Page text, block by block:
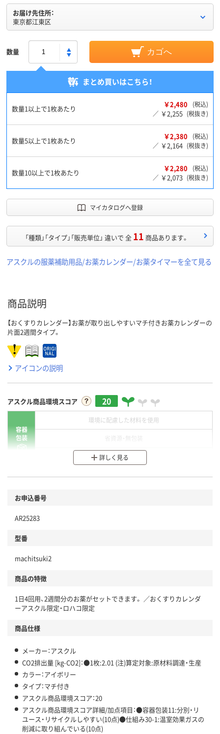
お届け先住所：
東京都江東区
数量 カゴへ
まとめ買いはこちら！
数量1以上で1枚あたり ￥2,480
(税込)
／ ￥2,255 (税抜き)
数量5以上で1枚あたり ￥2,380
(税込)
／ ￥2,164 (税抜き)
数量10以上で1枚あたり ￥2,280
(税込)
／ ￥2,073 (税抜き)
マイカタログへ登録
「種類」「タイプ」「販売単位」 違いで 全 11 商品あります。
アスクルの服薬補助用品/お薬カレンダー/お薬タイマーを全て見る
商品説明
【おくすりカレンダー】お薬が取り出しやすいマチ付きお薬カレンダーの
片面2週間タイプ。
アイコンの説明
アスクル商品環境スコア 20
容器
包装
環境に配慮した材料を使用
分別・リサイクルしやすい設計
本体
仕組
この商品の環境配慮ポイントです。下記商品詳細「
アスクル商品環境スコア詳細／加点項目
詳しく見る
お申込番号
AR25283
型番
machitsuki2
商品の特徴
1日4回用、2週間分のお薬がセットできます。 ／おくすりカレンダ
ーアスクル限定・ロハコ限定
商品仕様
メーカー：アスクル
CO2排出量 [kg-CO2]：●1枚:2.01 (注)算定対象:原材料調達・生産
カラー：アイボリー
タイプ：マチ付き
アスクル商品環境スコア：20
アスクル商品環境スコア詳細/加点項目：●容器包装11:分別・リ
ユース・リサイクルしやすい(10点)●仕組み30-1:温室効果ガスの
削減に取り組んでいる(10点)